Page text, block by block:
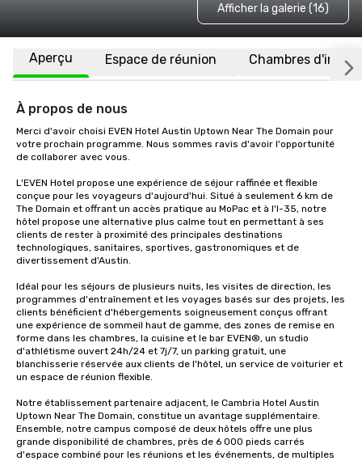
Afficher la galerie (16)
Aperçu Espace de réunion Chambres
À propos de nous
Merci d'avoir choisi EVEN Hotel Austin Uptown Near The Domain pour
votre prochain programme. Nous sommes ravis d'avoir l'opportunité
de collaborer avec vous.
L'EVEN Hotel propose une expérience de séjour raffinée et flexible
conçue pour les voyageurs d'aujourd'hui. Situé à seulement 6 km de
The Domain et offrant un accès pratique au MoPac et à l'I-35, notre
hôtel propose une alternative plus calme tout en permettant à ses
clients de rester à proximité des principales destinations
technologiques, sanitaires, sportives, gastronomiques et de
divertissement d'Austin.
Idéal pour les séjours de plusieurs nuits, les visites de direction, les
programmes d'entraînement et les voyages basés sur des projets, les
clients bénéficient d'hébergements soigneusement conçus offrant
une expérience de sommeil haut de gamme, des zones de remise en
forme dans les chambres, la cuisine et le bar EVEN®, un studio
d'athlétisme ouvert 24h/24 et 7j/7, un parking gratuit, une
blanchisserie réservée aux clients de l'hôtel, un service de voiturier et
un espace de réunion flexible.
Notre établissement partenaire adjacent, le Cambria Hotel Austin
Uptown Near The Domain, constitue un avantage supplémentaire.
Ensemble, notre campus composé de deux hôtels offre une plus
grande disponibilité de chambres, près de 6 000 pieds carrés
d'espace combiné pour les réunions et les événements, de multiples